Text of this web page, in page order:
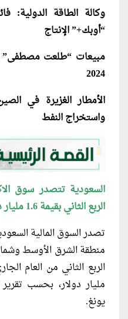
وكالة الطاقة
“أوبك+” الإنتاج
2024
الأمطار الغزيرة في
واستخراج النفط
السعودية تتصدر سوق
الربع الثاني بقيمة 1.6 مليار دولار
تصدر السوق المالية
مليار دولار، بحسب
يونغ.